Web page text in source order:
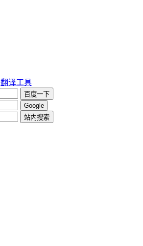
翻译工具
百度一下
Google
站内搜索